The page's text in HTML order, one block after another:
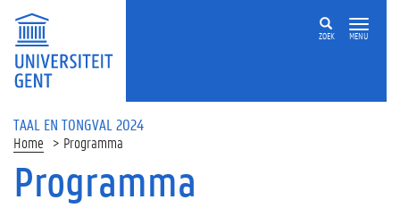
ZOEK MENU
TAAL EN TONGVAL 2024
Home Programma
Programma